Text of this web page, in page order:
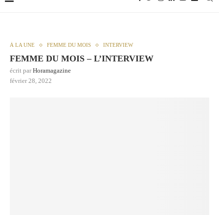
À LA UNE FEMME DU MOIS INTERVIEW
FEMME DU MOIS – L’INTERVIEW
écrit parHoramagazine
février 28, 2022